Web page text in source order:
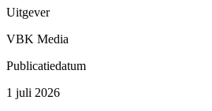
Uitgever
VBK Media
Publicatiedatum
1 juli 2026